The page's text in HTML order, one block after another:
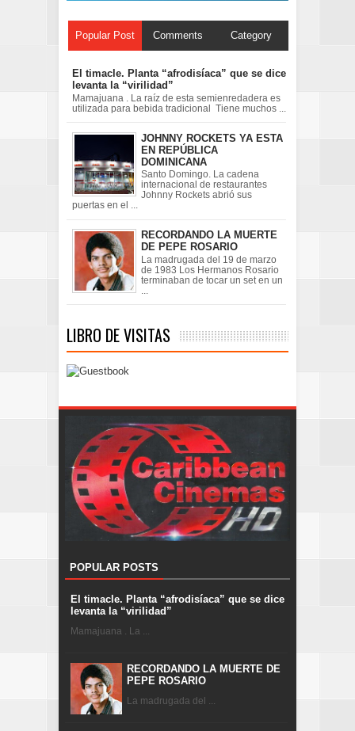
Popular Post Comments Category
El timacle. Planta “afrodisíaca” que se dice
levanta la “virilidad”
Mamajuana . La raíz de esta semienredadera es
utilizada para bebida tradicional Tiene muchos ...
JOHNNY ROCKETS YA ESTA
EN REPÚBLICA
DOMINICANA
Santo Domingo. La cadena
internacional de restaurantes
Johnny Rockets abrió sus
puertas en el ...
RECORDANDO LA MUERTE
DE PEPE ROSARIO
La madrugada del 19 de marzo
de 1983 Los Hermanos Rosario
terminaban de tocar un set en un
LIBRO DE VISITAS
POPULAR POSTS
El timacle. Planta “afrodisíaca” que se dice
levanta la “virilidad”
Mamajuana . La ...
RECORDANDO LA MUERTE DE
PEPE ROSARIO
La madrugada del ...